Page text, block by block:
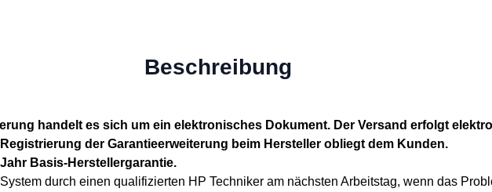
Beschreibung
handelt es sich um ein elektronisches Dokument. Der Versand erfolgt
der Garantieerweiterung beim Hersteller obliegt dem Kunden.
Basis-Herstellergarantie.
durch einen qualifizierten HP Techniker am nächsten Arbeitstag, wenn das